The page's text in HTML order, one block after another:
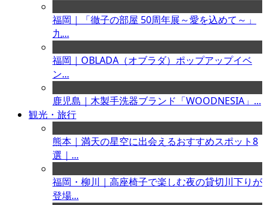
福岡｜「徹子の部屋 50周年展～愛を込めて～」
九...
福岡｜OBLADA（オブラダ）ポップアップイベ
ン...
鹿児島｜木製手洗器ブランド「WOODNESIA」...
観光・旅行
熊本｜満天の星空に出会えるおすすめスポット8
選｜...
福岡・柳川｜高座椅子で楽しむ夜の貸切川下りが
登場...